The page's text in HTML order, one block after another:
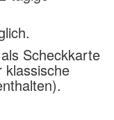
Scheckkarte
klassische